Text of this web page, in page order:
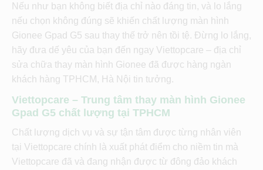
Nếu như bạn không biết địa chỉ nào đáng tin, và lo lắng
nếu chọn không đúng sẽ khiến chất lượng màn hình
Gionee Gpad G5 sau thay thế trở nên tồi tệ. Đừng lo lắng,
hãy đưa dế yêu của bạn đến ngay Viettopcare – địa chỉ
sửa chữa thay màn hình Gionee đã được hàng ngàn
khách hàng TPHCM, Hà Nội tin tưởng.
Viettopcare – Trung tâm thay màn hình Gionee
Gpad G5 chất lượng tại TPHCM
Chất lượng dịch vụ và sự tận tâm được từng nhân viên
tại Viettopcare chính là xuất phát điểm cho niềm tin mà
Viettopcare đã và đang nhận được từ đông đảo khách